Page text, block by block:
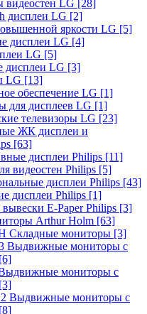
видеостен LG [28]
дисплеи LG [2]
яркости LG [5]
дисплеи LG [4]
LG [5]
дисплеи LG [3]
LG [13]
обеспечение LG [1]
для дисплеев LG [1]
телевизоры LG [23]
ЖК дисплеи и
[63]
дисплеи Philips [11]
видеостен Philips [5]
дисплеи Philips [43]
дисплеи Philips [1]
E-Paper Philips [3]
Arthur Holm [63]
Складные мониторы [3]
Выдвижные мониторы с
[6]
мониторы с
[3]
Выдвижные мониторы с
[8]